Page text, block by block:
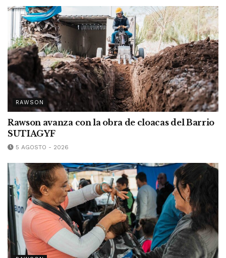
RAWSON
Rawson avanza con la obra de cloacas del Barrio
SUTIAGYF
5 AGOSTO - 2026